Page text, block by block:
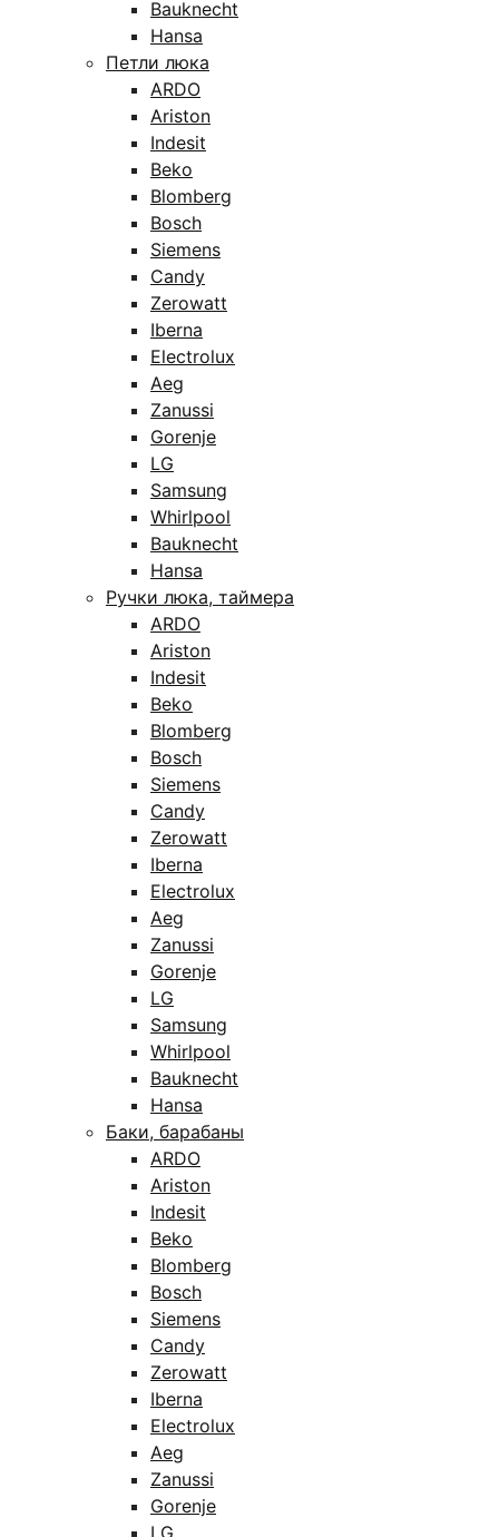
Bauknecht
Hansa
Петли люка
ARDO
Ariston
Indesit
Beko
Blomberg
Bosch
Siemens
Candy
Zerowatt
Iberna
Electrolux
Aeg
Zanussi
Gorenje
LG
Samsung
Whirlpool
Bauknecht
Hansa
Ручки люка, таймера
ARDO
Ariston
Indesit
Beko
Blomberg
Bosch
Siemens
Candy
Zerowatt
Iberna
Electrolux
Aeg
Zanussi
Gorenje
LG
Samsung
Whirlpool
Bauknecht
Hansa
Баки, барабаны
ARDO
Ariston
Indesit
Beko
Blomberg
Bosch
Siemens
Candy
Zerowatt
Iberna
Electrolux
Aeg
Zanussi
Gorenje
LG